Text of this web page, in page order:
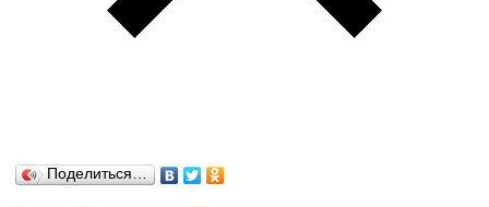
Поделиться…